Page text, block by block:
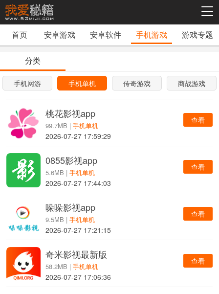
首页 安卓游戏 安卓软件 手机游戏 游戏专题
分类
手机网游 手机单机 传奇游戏 商战游戏
桃花影视app
99.7MB |手机单机
查看
2026-07-27 17:59:29
0855影视app
5.6MB |手机单机
查看
2026-07-27 17:44:03
哚哚影视app
9.5MB |手机单机
查看
2026-07-27 17:21:15
奇米影视最新版
58.2MB |手机单机
查看
2026-07-27 17:06:36